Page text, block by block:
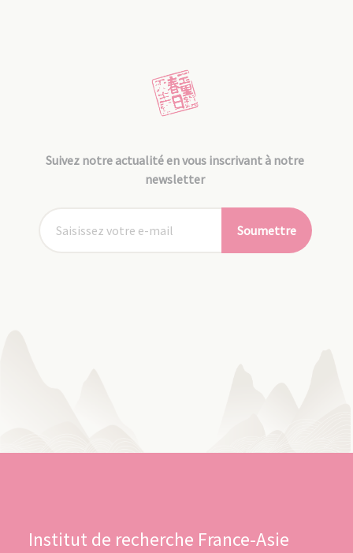
Suivez notre actualité en vous inscrivant à notre
newsletter
Soumettre
Institut de recherche France-Asie